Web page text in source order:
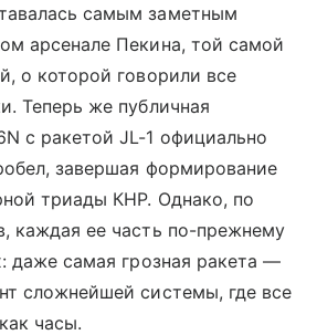
самым заметным
арсенале Пекина, той самой
о которой говорили все
Теперь же публичная
с ракетой JL-1 официально
завершая формирование
триады КНР. Однако, по
каждая ее часть по-прежнему
даже самая грозная ракета —
сложнейшей системы, где все
часы.